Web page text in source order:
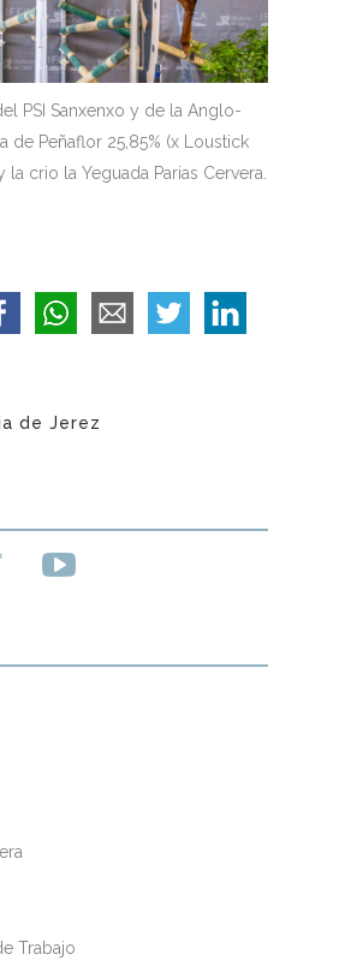
PSI Sanxenxo y de la Anglo-
de Peñaflor 25,85% (x Loustick
la crio la Yeguada Parias Cervera.
de Jerez
Trabajo